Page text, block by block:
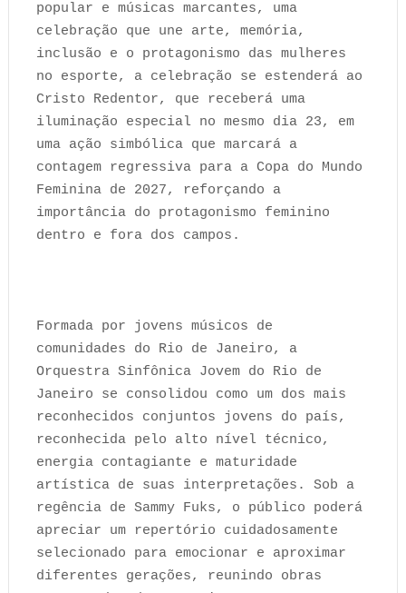
popular e músicas marcantes, uma
celebração que une arte, memória,
inclusão e o protagonismo das mulheres
no esporte, a celebração se estenderá ao
Cristo Redentor, que receberá uma
iluminação especial no mesmo dia 23, em
uma ação simbólica que marcará a
contagem regressiva para a Copa do Mundo
Feminina de 2027, reforçando a
importância do protagonismo feminino
dentro e fora dos campos.
Formada por jovens músicos de
comunidades do Rio de Janeiro, a
Orquestra Sinfônica Jovem do Rio de
Janeiro se consolidou como um dos mais
reconhecidos conjuntos jovens do país,
reconhecida pelo alto nível técnico,
energia contagiante e maturidade
artística de suas interpretações. Sob a
regência de Sammy Fuks, o público poderá
apreciar um repertório cuidadosamente
selecionado para emocionar e aproximar
diferentes gerações, reunindo obras